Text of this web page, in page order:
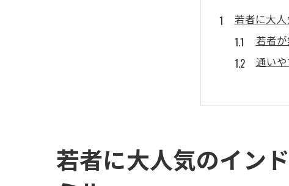
若者に大
若者
通い
初心
最新
さま
リーズナ
若者に大人気のイン